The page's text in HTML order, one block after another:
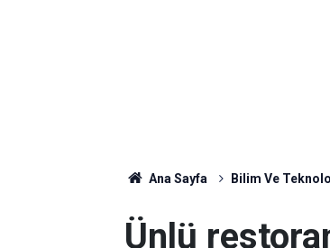
Ana Sayfa Bilim Ve
Ünlü